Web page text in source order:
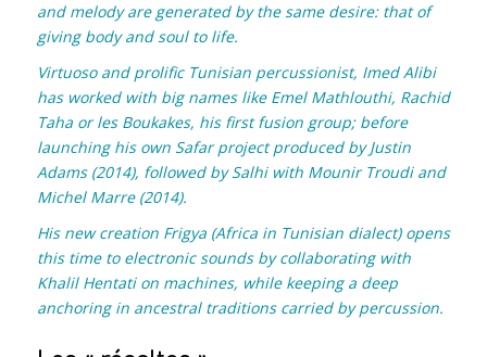
and melody are generated by the same desire: that of
giving body and soul to life.
Virtuoso and prolific Tunisian percussionist, Imed Alibi
has worked with big names like Emel Mathlouthi, Rachid
Taha or les Boukakes, his first fusion group; before
launching his own Safar project produced by Justin
Adams (2014), followed by Salhi with Mounir Troudi and
Michel Marre (2014).
His new creation Frigya (Africa in Tunisian dialect) opens
this time to electronic sounds by collaborating with
Khalil Hentati on machines, while keeping a deep
anchoring in ancestral traditions carried by percussion.